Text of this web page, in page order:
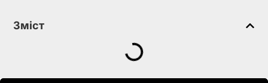
Зміст